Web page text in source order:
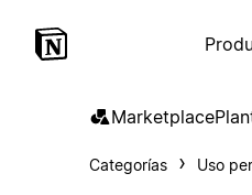
Marketplace
Categorías Uso